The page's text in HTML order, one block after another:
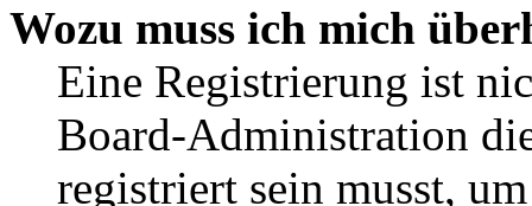
Wozu muss ich mich
Eine Registrierung ist
Board-Administration
registriert sein musst,